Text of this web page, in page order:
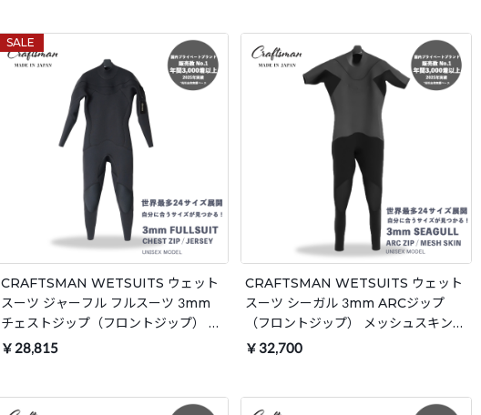
SALE
CRAFTSMAN WETSUITS ウェット
スーツ ジャーフル フルスーツ 3mm
チェストジップ（フロントジップ） ジ
ャージ ユニセックス 日本製 サーフィ
￥28,815
CRAFTSMAN WETSUITS ウェット
スーツ シーガル 3mm ARCジップ
（フロントジップ） メッシュスキン
ラバー ユニセックス 日本製 サーフィ
￥32,700